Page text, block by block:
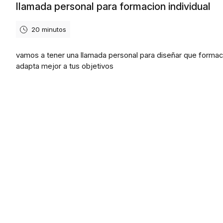
llamada personal para formacion individual
20 minutos
vamos a tener una llamada personal para diseñar que
adapta mejor a tus objetivos